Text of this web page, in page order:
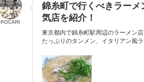
POCARI
錦糸町で行くべきラー
気店を紹介！
東京都内で錦糸町駅周辺のラーメン
たっぷりのタンメン、イタリアン風